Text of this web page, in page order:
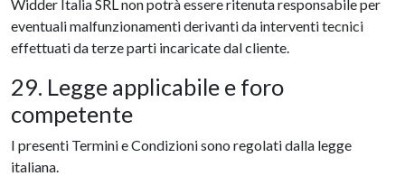
Widder Italia SRL non potrà essere ritenuta responsabile per
eventuali malfunzionamenti derivanti da interventi tecnici
effettuati da terze parti incaricate dal cliente.
29. Legge applicabile e foro
competente
I presenti Termini e Condizioni sono regolati dalla legge
italiana.